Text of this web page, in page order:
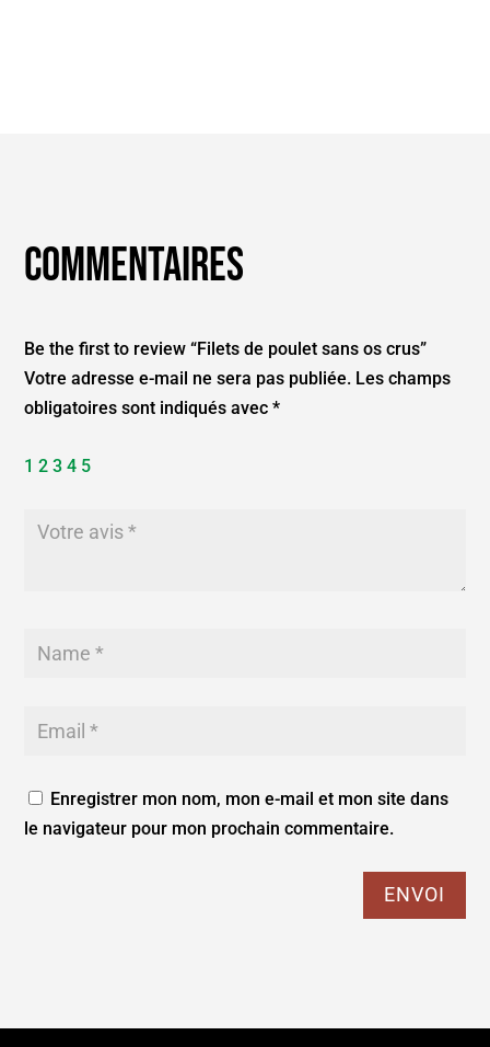
Commentaires
Be the first to review “Filets de poulet sans os crus”
Votre adresse e-mail ne sera pas publiée. Les champs
obligatoires sont indiqués avec*
1 2 3 4 5
Enregistrer mon nom, mon e-mail et mon site dans
le navigateur pour mon prochain commentaire.
ENVOI